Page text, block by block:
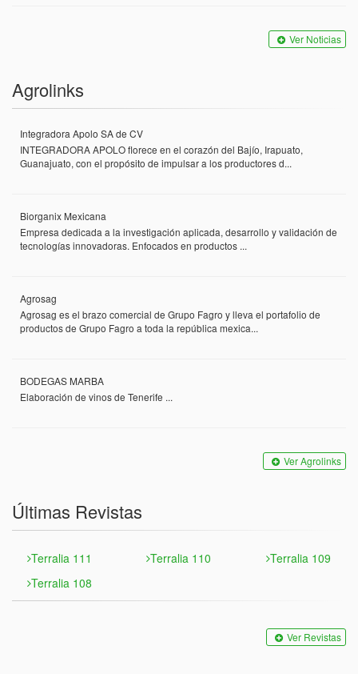
Ver Noticias
Agrolinks
Integradora Apolo SA de CV
INTEGRADORA APOLO florece en el corazón del Bajío, Irapuato,
Guanajuato, con el propósito de impulsar a los productores d...
Biorganix Mexicana
Empresa dedicada a la investigación aplicada, desarrollo y validación de
tecnologías innovadoras. Enfocados en productos ...
Agrosag
Agrosag es el brazo comercial de Grupo Fagro y lleva el portafolio de
productos de Grupo Fagro a toda la república mexica...
BODEGAS MARBA
Elaboración de vinos de Tenerife ...
Ver Agrolinks
Últimas Revistas
Terralia 111 Terralia 110
Terralia 109
Terralia 108
Ver Revistas